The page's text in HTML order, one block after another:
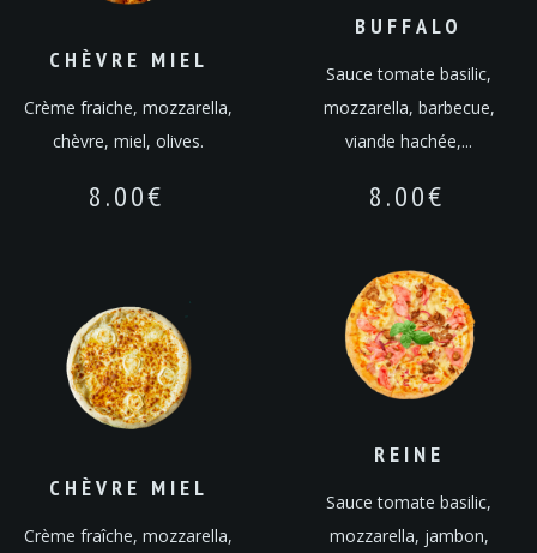
CHÈVRE MIEL
Crème fraiche, mozzarella,
chèvre, miel, olives.
8.00€
BUFFALO
Sauce tomate basilic,
mozzarella, barbecue,
viande hachée,...
8.00€
CHÈVRE MIEL
Crème fraîche, mozzarella,
REINE
Sauce tomate basilic,
mozzarella, jambon,